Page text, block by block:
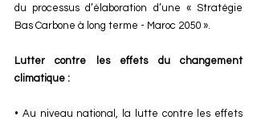
du processus d’élaboration d’une « Stratégie
Bas Carbone à long terme - Maroc 2050 ».
Lutter contre les effets du changement
climatique :
• Au niveau national, la lutte contre les effets